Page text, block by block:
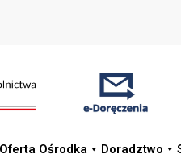
Oferta Ośrodka Doradztwo